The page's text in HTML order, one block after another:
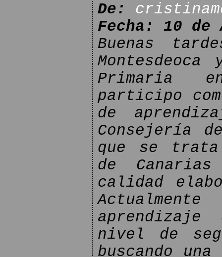
De:
Fecha: 10
Buenas
Primaria
participo
de
Consejería
que se
de
calidad
nivel de
buscando